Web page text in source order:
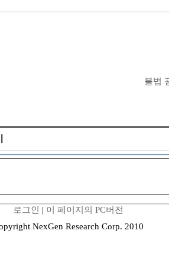
불법
로그인 | 이 페이지의 PC버전
NexGen Research Corp. 2010